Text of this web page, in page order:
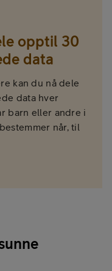
opptil 30
data
kan du nå dele
data hver
barn eller andre i
når, til